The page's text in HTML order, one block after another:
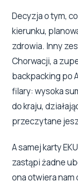
Decyzja o tym,
kierunku,
zdrowia. Inny
Chorwacji, a
backpacking po
filary: wysoka
do kraju,
przeczytane
A samej karty
zastąpi żadne
ona otwiera